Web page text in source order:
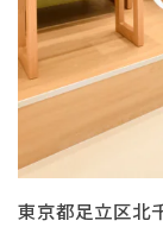
東京都足立区北